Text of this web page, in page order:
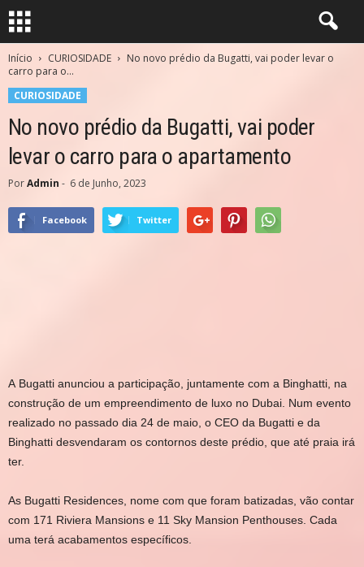
Início CURIOSIDADE
No novo prédio da Bugatti, vai poder levar o
carro para o...
CURIOSIDADE
No novo prédio da Bugatti, vai poder
levar o carro para o apartamento
PorAdmin - 6 de Junho, 2023
Facebook Twitter
A Bugatti anunciou a participação, juntamente com a Binghatti, na
construção de um empreendimento de luxo no Dubai. Num evento
realizado no passado dia 24 de maio, o CEO da Bugatti e da
Binghatti desvendaram os contornos deste prédio, que até praia irá
ter.
As Bugatti Residences, nome com que foram batizadas, vão contar
com 171 Riviera Mansions e 11 Sky Mansion Penthouses. Cada
uma terá acabamentos específicos.